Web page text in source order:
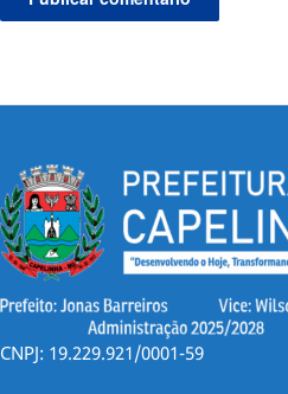
CNPJ: 19.229.921/0001-59